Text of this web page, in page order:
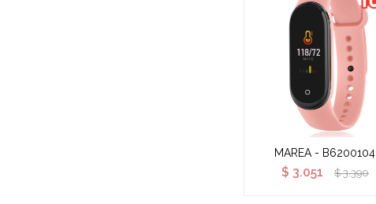
MAREA - B6200104
$ 3.051 $ 3.390